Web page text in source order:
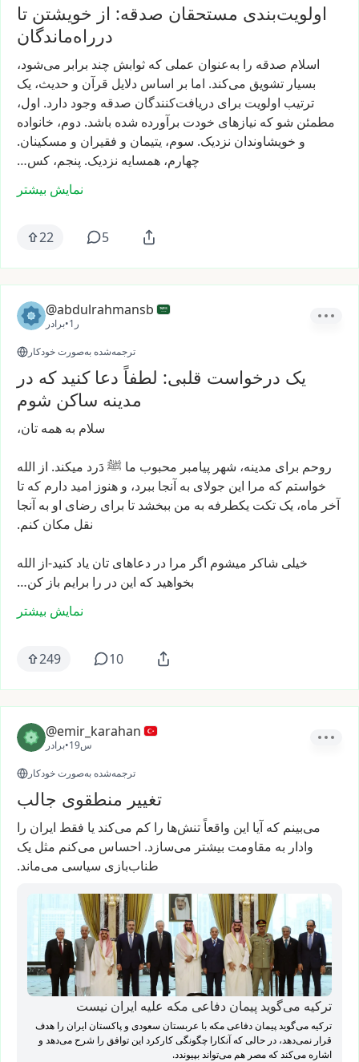
اولویت‌بندی مستحقان صدقه: از خویشتن تا
درراه‌ماندگان
اسلام صدقه را به‌عنوان عملی که ثوابش چند برابر می‌شود،
بسیار تشویق می‌کند. اما بر اساس دلایل قرآن و حدیث، یک
ترتیب اولویت برای دریافت‌کنندگان صدقه وجود دارد. اول،
مطمئن شو که نیازهای خودت برآورده شده باشد. دوم، خانواده
و خویشاوندان نزدیک. سوم، یتیمان و فقیران و مسکینان.
چهارم، همسایه نزدیک. پنجم، کس…
نمایش بیشتر
22 5
@abdulrahmansb
برادر• 1ر
ترجمه‌شده به‌صورت خودکار
یک درخواست قلبی: لطفاً دعا کنید که در
مدینه ساکن شوم
سلام به همه تان،
روحم برای مدینه، شهر پیامبر محبوب ما ﷺدَرد میکند. از الله
خواستم که مرا این جولای به آنجا ببرد، و هنوز امید دارم که تا
آخر ماه، یک تکت یکطرفه به من ببخشد تا برای رضای او به آنجا
نقل مکان کنم.
خیلی شاکر میشوم اگر مرا در دعاهای تان یاد کنید-از الله
بخواهید که این در را برایم باز کن…
نمایش بیشتر
249 10
@emir_karahan
برادر• 19س
ترجمه‌شده به‌صورت خودکار
تغییر منطقوی جالب
می‌بینم که آیا این واقعاًتنش‌ها را کم می‌کند یا فقط ایران را
وادار به مقاومت بیشتر می‌سازد. احساس می‌کنم مثل یک
طناب‌بازی سیاسی می‌ماند.
ترکیه می‌گوید پیمان دفاعی مکه علیه ایران نیست
ترکیه می‌گوید پیمان دفاعی مکه با عربستان سعودی و پاکستان ایران را هدف
قرار نمی‌دهد، در حالی که آنکارا چگونگی کارکرد این توافق را شرح می‌دهد و
اشاره می‌کند که مصر هم می‌تواند بپیوندد.